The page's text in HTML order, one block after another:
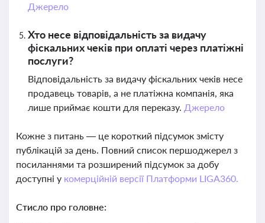
Джерело
Хто несе відповідальність за видачу
фіскальних чеків при оплаті через платіжні
послуги?
Відповідальність за видачу фіскальних чеків несе
продавець товарів, а не платіжна компанія, яка
лише приймає кошти для переказу. Джерело
Кожне з питань — це короткий підсумок змісту
публікацій за день. Повний список першоджерел з
посиланнями та розширений підсумок за добу
доступні у комерційній версії Платформи LIGA360.
Стисло про головне: